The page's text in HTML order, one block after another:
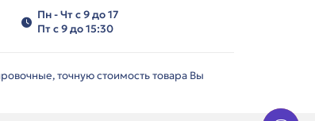
Пн - Чт с 9 до 17
Пт с 9 до 15:30
точную стоимость товара Вы